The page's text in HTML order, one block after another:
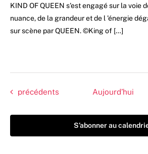
KIND OF QUEEN s'est engagé sur la voie
nuance, de la grandeur et de l 'énergie
sur scène par QUEEN. ©King of […]
Évènements
précédents Aujourd’hui
S’abonner au